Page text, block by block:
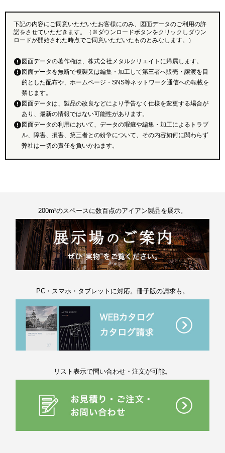
下記の内容にご同意いただいたお客様にのみ、図面データのご利用の許
諾をさせていただきます。（※ダウンロードボタンをクリックしダウン
ロードが開始された時点でご同意いただいたものとみなします。）
図面データの著作権は、株式会社メタルクリエイトに帰属します。
図面データを無断で複製又は編集・加工して第三者へ販売・譲渡を目
的とした配布や、ホームページ・SNS等ネットワーク通信への転載を
禁じます。
図面データは、製品の改良などにより予告なく仕様を変更する場合が
あり、最新の情報ではない可能性があります。
図面データの利用において、データの瑕疵や編集・加工によるトラブ
ル、障害、損害、第三者との紛争について、その内容如何に関わらず
弊社は一切の責任を負いかねます。
200m²のスペースに数百点のアイアン製品を展示。
PC・スマホ・タブレットに対応。冊子版の請求も。
リスト表示で問い合わせ・注文が可能。